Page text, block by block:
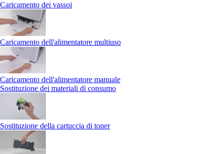
Caricamento dei vassoi
Caricamento dell'alimentatore multiuso
Caricamento dell'alimentatore manuale
Sostituzione dei materiali di consumo
Sostituzione della cartuccia di toner